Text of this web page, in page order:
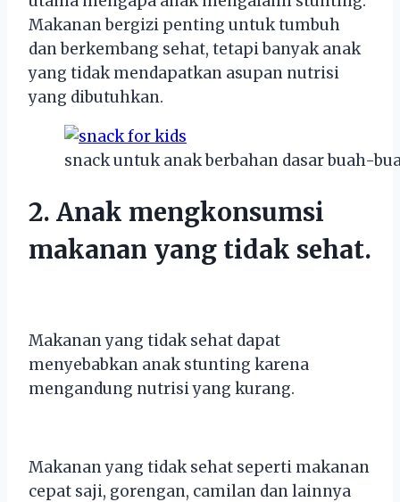
Makanan bergizi penting untuk tumbuh
dan berkembang sehat, tetapi banyak anak
yang tidak mendapatkan asupan nutrisi
yang dibutuhkan.
snack untuk anak berbahan dasar buah-
2. Anak mengkonsumsi
makanan yang tidak sehat.
Makanan yang tidak sehat dapat
menyebabkan anak stunting karena
mengandung nutrisi yang kurang.
Makanan yang tidak sehat seperti makanan
cepat saji, gorengan, camilan dan lainnya